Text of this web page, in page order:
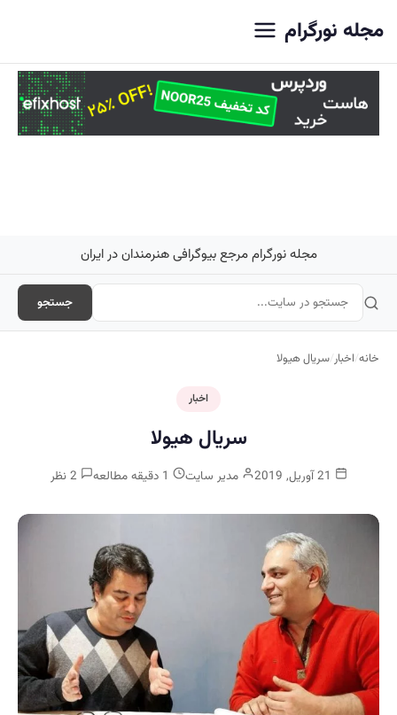
مجله نورگرام
مجله نورگرام مرجع بیوگرافی هنرمندان در ایران
جستجو
خانه/اخبار/سریال هیولا
اخبار
سریال هیولا
مدیر سایت